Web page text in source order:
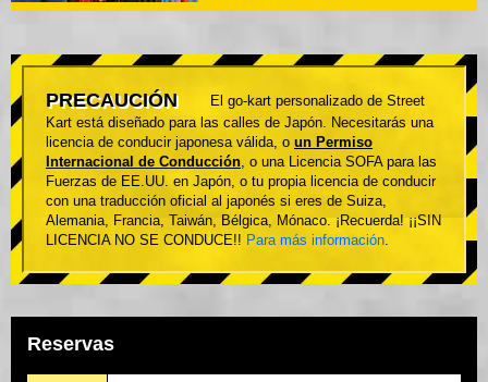
PRECAUCIÓN
El go-kart personalizado de Street
Kart está diseñado para las calles de Japón. Necesitarás una
licencia de conducir japonesa válida, o un Permiso
Internacional de Conducción, o una Licencia SOFA para las
Fuerzas de EE.UU. en Japón, o tu propia licencia de conducir
con una traducción oficial al japonés si eres de Suiza,
Alemania, Francia, Taiwán, Bélgica, Mónaco. ¡Recuerda! ¡¡SIN
LICENCIA NO SE CONDUCE!! Para más información.
Reservas